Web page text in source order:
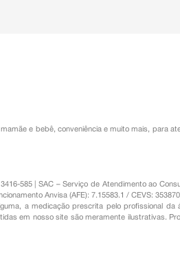
mamãe e bebê, conveniênciae muito mais, para
585 | SAC – Serviço de Atendimento ao
Anvisa (AFE): 7.15583.1 / CEVS:
a medicação prescrita pelo profissional
em nosso site são meramente ilustrativas.